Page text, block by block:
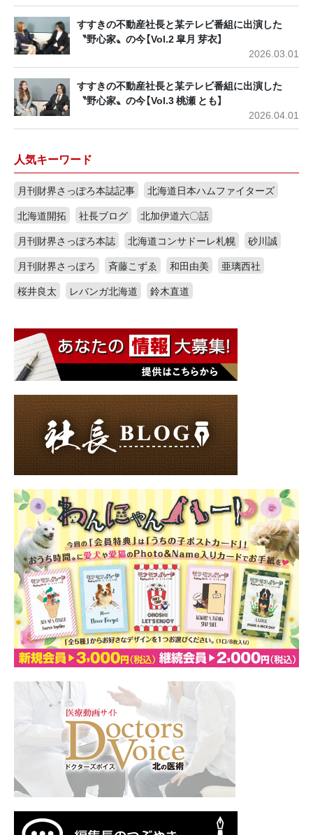
すすきの不動産社長と某テレビ番組に出演した
〝野心家〟の今【Vol.2 皐月 芽衣】
2026.03.01
すすきの不動産社長と某テレビ番組に出演した
〝野心家〟の今【Vol.3 桃瀬 とも】
2026.04.01
人気キーワード
月刊財界さっぽろ本誌記事
北海道日本ハムファイターズ
北海道開拓
社長ブログ
北加伊道六〇話
月刊財界さっぽろ本誌
北海道コンサドーレ札幌
砂川誠
月刊財界さっぽろ
斉藤こずゑ 和田由美
亜璃西社
桜井良太
レバンガ北海道 鈴木直道